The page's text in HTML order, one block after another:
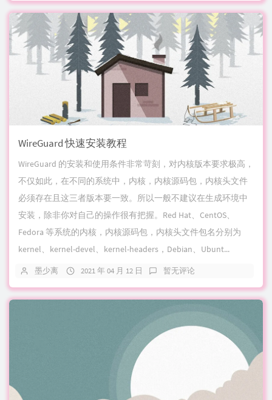
WireGuard 快速安装教程
WireGuard 的安装和使用条件非常苛刻，对内核版本要求极高，
不仅如此，在不同的系统中，内核，内核源码包，内核头文件
必须存在且这三者版本要一致。所以一般不建议在生成环境中
安装，除非你对自己的操作很有把握。Red Hat、CentOS、
Fedora 等系统的内核，内核源码包，内核头文件包名分别为
kernel、kernel-devel、kernel-headers，Debian、Ubunt...
墨少离 2021 年 04 月 12 日 暂无评论